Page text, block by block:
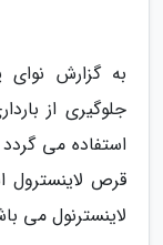
به گزارش
جلوگیری از
استفاده می
قرص
لاینسترنول می